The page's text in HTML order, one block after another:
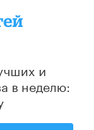
и
в неделю: